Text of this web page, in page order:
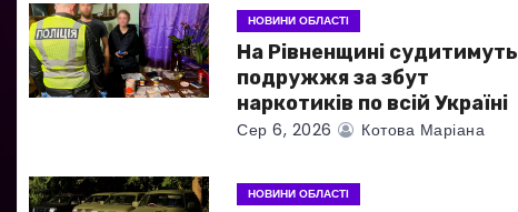
а
п
с
НОВИНИ ОБЛАСТІ
На Рівненщині судитимуть
подружжя за збут
наркотиків по всій Україні
Сер 6, 2026 Котова Маріана
НОВИНИ ОБЛАСТІ